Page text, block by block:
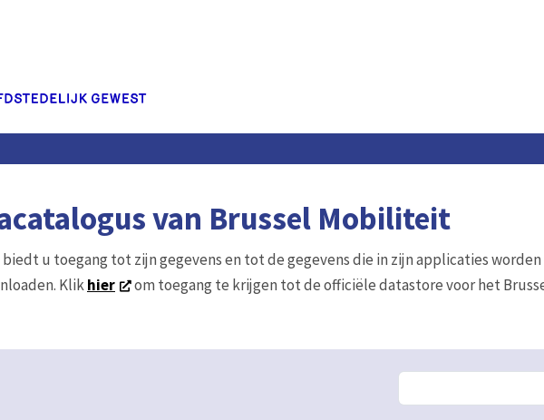
van Brussel Mobiliteit
u toegang tot zijn gegevens en tot de gegevens die in zijn applicaties
Klikhier om toegang te krijgen tot de officiële datastore voor het